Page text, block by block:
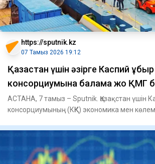
https://sputnik.kz
07 Тамыз 2026 19:12
Қазақстан үшін әзірге Каспий құбыр
консорциумына балама жоқ ҚМГ
АСТАНА, 7 тамыз – Sputnik. Қазақстан үшін
консорциумының (КҚК) экономика мен